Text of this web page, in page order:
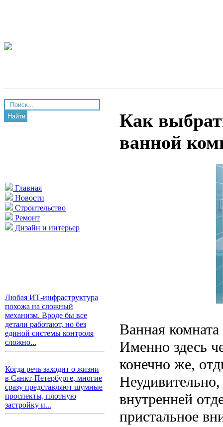
Найти
Главная
Новости
Строительство
Ремонт
Дизайн и интерьер
Любая ИТ-инфраструктура
похожа на сложный
механизм. Вроде бы все
детали работают, но без
единой системы контроля
сложно...
Когда речь заходит о жизни
в Санкт-Петербурге, многие
сразу представляют шумные
проспекты, плотную
застройку и...
Как
ванной
Ванная
Именно здесь
конечно же,
внутренней
пристальное